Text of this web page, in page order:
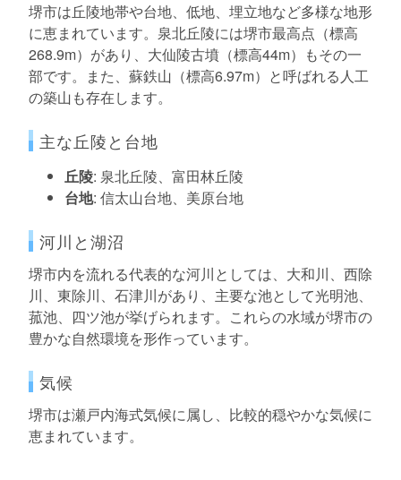
堺市は丘陵地帯や台地、低地、埋立地など多様な地形
に恵まれています。泉北丘陵には堺市最高点（標高
268.9m）があり、大仙陵古墳（標高44m）もその一
部です。また、蘇鉄山（標高6.97m）と呼ばれる人工
の築山も存在します。
主な丘陵と台地
丘陵: 泉北丘陵、富田林丘陵
台地: 信太山台地、美原台地
河川と湖沼
堺市内を流れる代表的な河川としては、大和川、西除
川、東除川、石津川があり、主要な池として光明池、
菰池、四ツ池が挙げられます。これらの水域が堺市の
豊かな自然環境を形作っています。
気候
堺市は瀬戸内海式気候に属し、比較的穏やかな気候に
恵まれています。